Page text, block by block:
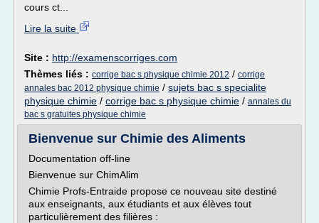
cours ct...
Lire la suite
Site : http://examenscorriges.com
Thèmes liés : corrige bac s physique chimie 2012 / corrige
annales bac 2012 physique chimie / sujets bac s specialite
physique chimie / corrige bac s physique chimie / annales du
bac s gratuites physique chimie
Bienvenue sur Chimie des Aliments
Documentation off-line
Bienvenue sur ChimAlim
Chimie Profs-Entraide propose ce nouveau site destiné
aux enseignants, aux étudiants et aux élèves tout
particulièrement des filières :